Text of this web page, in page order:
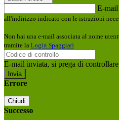
E-mail
all'indirizzo indicato con le istruzioni
Non hai una e-mail associata al nome
tramite la Login Spaggiari
E-mail inviata, si prega di
Errore
Chiudi
Successo